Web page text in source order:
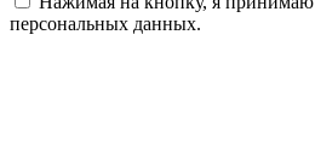
персональных данных.